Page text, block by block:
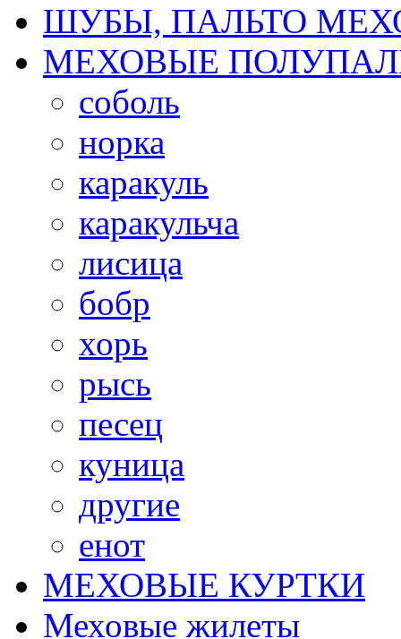
ШУБЫ, ПАЛЬТО
МЕХОВЫЕ
соболь
норка
каракуль
каракульча
лисица
бобр
хорь
рысь
песец
куница
другие
енот
МЕХОВЫЕ КУРТКИ
Меховые жилеты